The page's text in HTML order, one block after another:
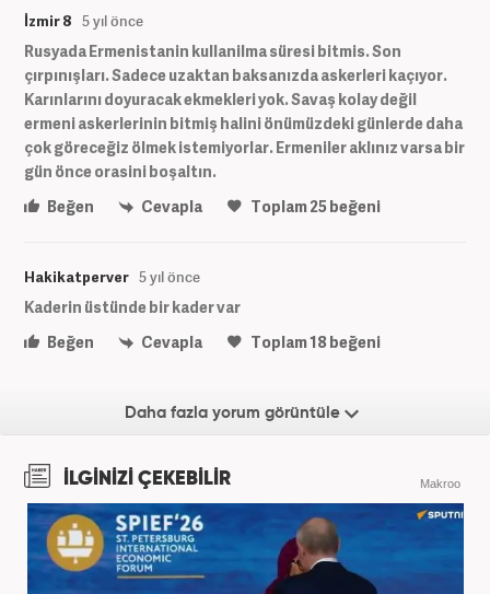
İzmir 8 5 yıl önce
Rusyada Ermenistanin kullanilma süresi bitmis. Son
çırpınışları. Sadece uzaktan baksanızda askerleri kaçıyor.
Karınlarını doyuracak ekmekleri yok. Savaş kolay değil
ermeni askerlerinin bitmiş halini önümüzdeki günlerde daha
çok göreceğiz ölmek istemiyorlar. Ermeniler aklınız varsa bir
gün önce orasini boşaltın.
Beğen
Cevapla Toplam25beğeni
Hakikatperver 5 yıl önce
Kaderin üstünde bir kader var
Beğen
Cevapla Toplam18beğeni
Daha fazla yorum görüntüle
İLGİNİZİ ÇEKEBİLİR Makroo